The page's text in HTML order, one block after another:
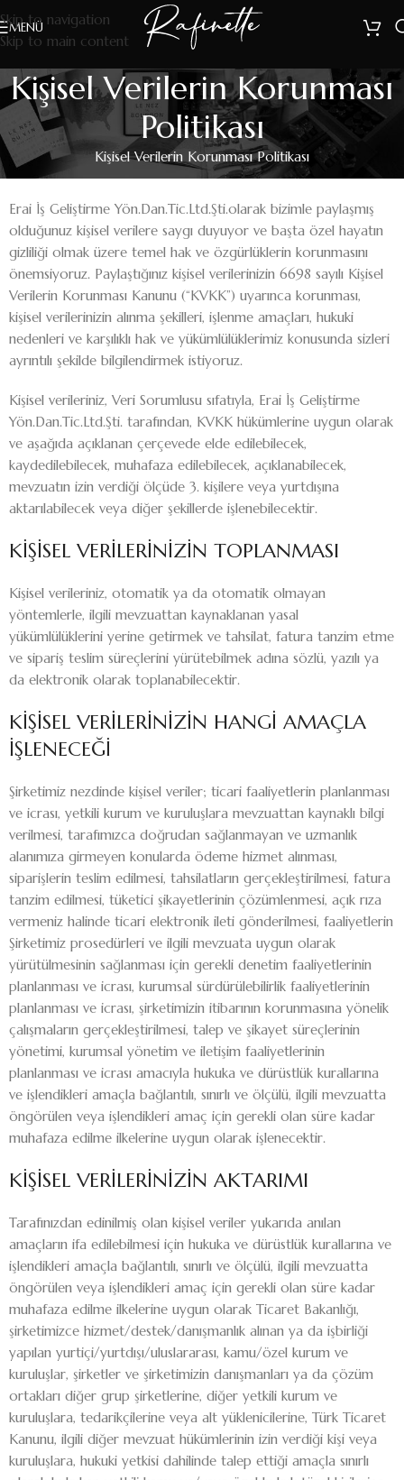
Skip to navigation
Skip to main content
MENÜ
Kişisel Verilerin Korunması
Politikası
Kişisel Verilerin Korunması Politikası
Erai İş Geliştirme Yön.Dan.Tic.Ltd.Şti.olarak bizimle paylaşmış
olduğunuz kişisel verilere saygı duyuyor ve başta özel hayatın
gizliliği olmak üzere temel hak ve özgürlüklerin korunmasını
önemsiyoruz. Paylaştığınız kişisel verilerinizin 6698 sayılı Kişisel
Verilerin Korunması Kanunu (“KVKK”) uyarınca korunması,
kişisel verilerinizin alınma şekilleri, işlenme amaçları, hukuki
nedenleri ve karşılıklı hak ve yükümlülüklerimiz konusunda sizleri
ayrıntılı şekilde bilgilendirmek istiyoruz.
Kişisel verileriniz, Veri Sorumlusu sıfatıyla, Erai İş Geliştirme
Yön.Dan.Tic.Ltd.Şti. tarafından, KVKK hükümlerine uygun olarak
ve aşağıda açıklanan çerçevede elde edilebilecek,
kaydedilebilecek, muhafaza edilebilecek, açıklanabilecek,
mevzuatın izin verdiği ölçüde 3. kişilere veya yurtdışına
aktarılabilecek veya diğer şekillerde işlenebilecektir.
KİŞİSEL VERİLERİNİZİN TOPLANMASI
Kişisel verileriniz, otomatik ya da otomatik olmayan
yöntemlerle, ilgili mevzuattan kaynaklanan yasal
yükümlülüklerini yerine getirmek ve tahsilat, fatura tanzim etme
ve sipariş teslim süreçlerini yürütebilmek adına sözlü, yazılı ya
da elektronik olarak toplanabilecektir.
KİŞİSEL VERİLERİNİZİN HANGİ AMAÇLA
İŞLENECEĞİ
Şirketimiz nezdinde kişisel veriler; ticari faaliyetlerin planlanması
ve icrası, yetkili kurum ve kuruluşlara mevzuattan kaynaklı bilgi
verilmesi, tarafımızca doğrudan sağlanmayan ve uzmanlık
alanımıza girmeyen konularda ödeme hizmet alınması,
siparişlerin teslim edilmesi, tahsilatların gerçekleştirilmesi, fatura
tanzim edilmesi, tüketici şikayetlerinin çözümlenmesi, açık rıza
vermeniz halinde ticari elektronik ileti gönderilmesi, faaliyetlerin
Şirketimiz prosedürleri ve ilgili mevzuata uygun olarak
yürütülmesinin sağlanması için gerekli denetim faaliyetlerinin
planlanması ve icrası, kurumsal sürdürülebilirlik faaliyetlerinin
planlanması ve icrası, şirketimizin itibarının korunmasına yönelik
çalışmaların gerçekleştirilmesi, talep ve şikayet süreçlerinin
yönetimi, kurumsal yönetim ve iletişim faaliyetlerinin
planlanması ve icrası amacıyla hukuka ve dürüstlük kurallarına
ve işlendikleri amaçla bağlantılı, sınırlı ve ölçülü, ilgili mevzuatta
öngörülen veya işlendikleri amaç için gerekli olan süre kadar
muhafaza edilme ilkelerine uygun olarak işlenecektir.
KİŞİSEL VERİLERİNİZİN AKTARIMI
Tarafınızdan edinilmiş olan kişisel veriler yukarıda anılan
amaçların ifa edilebilmesi için hukuka ve dürüstlük kurallarına ve
işlendikleri amaçla bağlantılı, sınırlı ve ölçülü, ilgili mevzuatta
öngörülen veya işlendikleri amaç için gerekli olan süre kadar
muhafaza edilme ilkelerine uygun olarak Ticaret Bakanlığı,
şirketimizce hizmet/destek/danışmanlık alınan ya da işbirliği
yapılan yurtiçi/yurtdışı/uluslararası, kamu/özel kurum ve
kuruluşlar, şirketler ve şirketimizin danışmanları ya da çözüm
ortakları diğer grup şirketlerine, diğer yetkili kurum ve
kuruluşlara, tedarikçilerine veya alt yüklenicilerine, Türk Ticaret
Kanunu, ilgili diğer mevzuat hükümlerinin izin verdiği kişi veya
kuruluşlara, hukuki yetkisi dahilinde talep ettiği amaçla sınırlı